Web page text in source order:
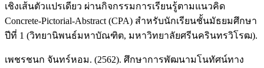
เชิงเส้นตัวแปรเดียว ผ่านกิจกรรมการเรียนรู้ตามแนวคิด
Concrete-Pictorial-Abstract (CPA) สำหรับนักเรียนชั้นมัธยมศึกษา
ปีที่ 1 (วิทยานิพนธ์มหาบัณฑิต, มหาวิทยาลัยศรีนครินทรวิโรฒ).
เพชรชนก จันทร์หอม. (2562). ศึกษาการพัฒนามโนทัศน์ทาง